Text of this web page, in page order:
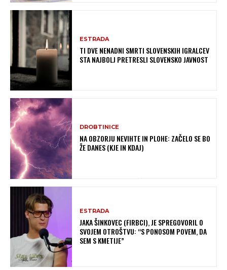
ESTRADA
TI DVE NENADNI SMRTI SLOVENSKIH IGRALCEV
STA NAJBOLJ PRETRESLI SLOVENSKO JAVNOST
DROBTINICE
NA OBZORJU NEVIHTE IN PLOHE: ZAČELO SE BO
ŽE DANES (KJE IN KDAJ)
ESTRADA
JAKA ŠINKOVEC (FIRBCI), JE SPREGOVORIL O
SVOJEM OTROŠTVU: “S PONOSOM POVEM, DA
SEM S KMETIJE”